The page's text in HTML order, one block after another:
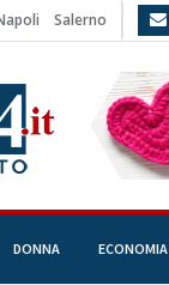
Salerno
DONNA ECONOMIA